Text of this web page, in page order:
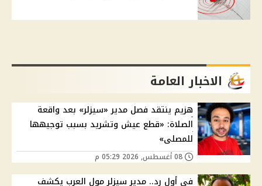
الاخبار العامة
هزيم ينتقد فصل مدير «سيزلر» بعد واقعة
الصلاة: «قطع عيش وتشريد بسبب توجيهها
للمصلى»
في أول رد.. مدير سيزلر مول العرب يكشف